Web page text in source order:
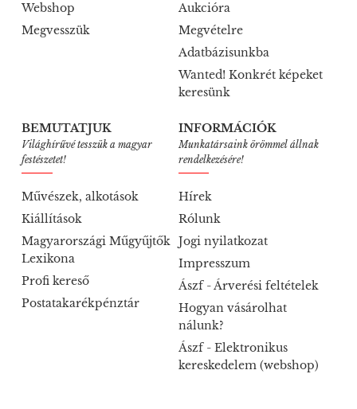
Webshop
Megvesszük
Aukcióra
Megvételre
Adatbázisunkba
Wanted! Konkrét képeket
keresünk
BEMUTATJUK
Világhírűvé tesszük a magyar
festészetet!
Művészek, alkotások
Kiállítások
Magyarországi Műgyűjtők
Lexikona
Profi kereső
Postatakarékpénztár
INFORMÁCIÓK
Munkatársaink örömmel állnak
rendelkezésére!
Hírek
Rólunk
Jogi nyilatkozat
Impresszum
Ászf - Árverési feltételek
Hogyan vásárolhat
nálunk?
Ászf - Elektronikus
kereskedelem (webshop)